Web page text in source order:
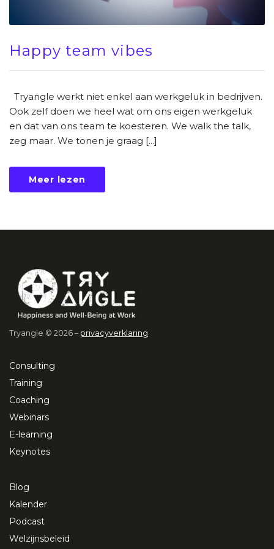
Happy team vibes
Tryangle werkt niet enkel aan werkgeluk in bedrijven.
Ook zelf doen we heel wat om ons eigen werkgeluk
en dat van ons team te koesteren. We walk the talk,
zeg maar. We tonen je graag [...]
Meer lezen
Tryangle © 2026 – privacyverklaring
Consulting
Training
Coaching
Webinars
E-learning
Keynotes
Blog
Kalender
Podcast
Welzijnsbeleid